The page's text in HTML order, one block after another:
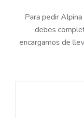
Para pedir
debes
encargamos de